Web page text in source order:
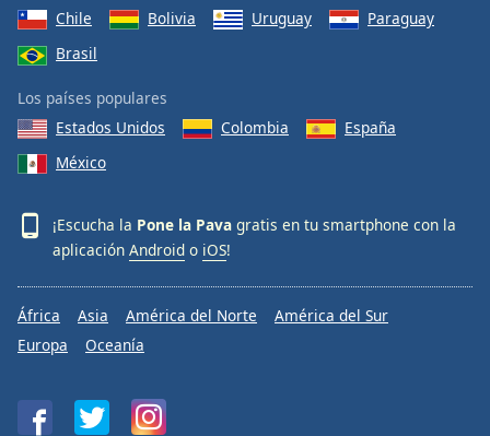
Chile
Bolivia Uruguay
Paraguay
Brasil
Los países populares
Estados Unidos
Colombia
España
México
¡Escucha la Pone la Pava gratis en tu smartphone con la
aplicación Android o iOS!
África Asia América del Norte
América del Sur
Europa
Oceanía